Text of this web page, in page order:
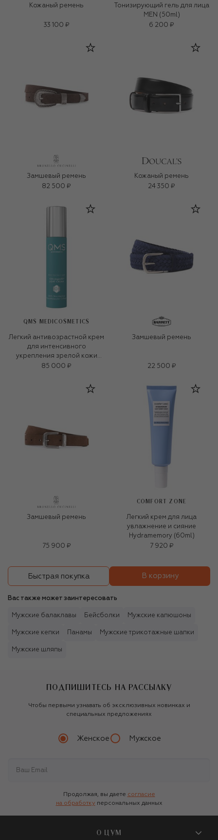
Кожаный ремень
33 100 ₽
Тонизирующий гель для лица
MEN (50ml)
6 200 ₽
Замшевый ремень
82 500 ₽
Кожаный ремень
24 350 ₽
QMS MEDICOSMETICS
Легкий антивозрастной крем
для интенсивного
укрепления зрелой кожи
«3D-коллаген» (50ml)
85 000 ₽
Замшевый ремень
22 500 ₽
Замшевый ремень
75 900 ₽
COMFORT ZONE
Легкий крем для лица
увлажнение и сияние
Hydramemory (60ml)
7 920 ₽
Быстрая покупка В корзину
Вас также может заинтересовать
Мужские балаклавы Бейсболки Мужские капюшоны
Мужские кепки Панамы Мужские трикотажные шапки
Мужские шляпы
ПОДПИШИТЕСЬ НА РАССЫЛКУ
Чтобы первыми узнавать об эксклюзивных новинках и
специальных предложениях
Женское Мужское
Продолжая, вы даете согласие
на обработку персональных данных
О ЦУМ